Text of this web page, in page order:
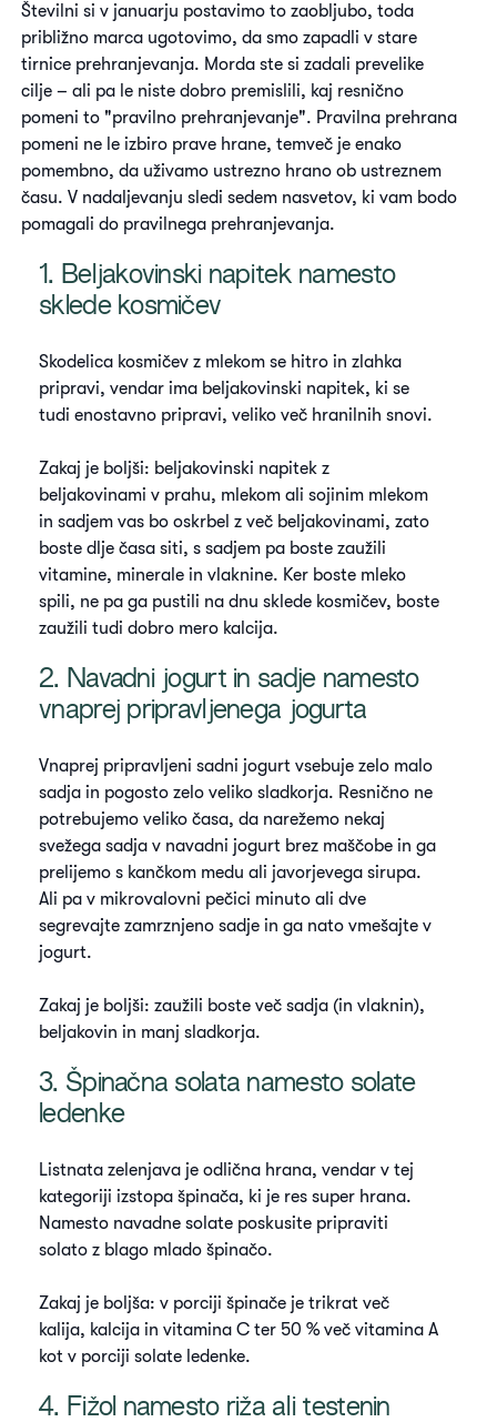
Številni si v januarju postavimo to zaobljubo, toda
približno marca ugotovimo, da smo zapadli v stare
tirnice prehranjevanja. Morda ste si zadali prevelike
cilje – ali pa le niste dobro premislili, kaj resnično
pomeni to "pravilno prehranjevanje". Pravilna prehrana
pomeni ne le izbiro prave hrane, temveč je enako
pomembno, da uživamo ustrezno hrano ob ustreznem
času. V nadaljevanju sledi sedem nasvetov, ki vam bodo
pomagali do pravilnega prehranjevanja.
1. Beljakovinski napitek namesto
sklede kosmičev
Skodelica kosmičev z mlekom se hitro in zlahka
pripravi, vendar ima beljakovinski napitek, ki se
tudi enostavno pripravi, veliko več hranilnih snovi.
Zakaj je boljši: beljakovinski napitek z
beljakovinami v prahu, mlekom ali sojinim mlekom
in sadjem vas bo oskrbel z več beljakovinami, zato
boste dlje časa siti, s sadjem pa boste zaužili
vitamine, minerale in vlaknine. Ker boste mleko
spili, ne pa ga pustili na dnu sklede kosmičev, boste
zaužili tudi dobro mero kalcija.
2. Navadni jogurt in sadje namesto
vnaprej pripravljenega jogurta
Vnaprej pripravljeni sadni jogurt vsebuje zelo malo
sadja in pogosto zelo veliko sladkorja. Resnično ne
potrebujemo veliko časa, da narežemo nekaj
svežega sadja v navadni jogurt brez maščobe in ga
prelijemo s kančkom medu ali javorjevega sirupa.
Ali pa v mikrovalovni pečici minuto ali dve
segrevajte zamrznjeno sadje in ga nato vmešajte v
jogurt.
Zakaj je boljši: zaužili boste več sadja (in vlaknin),
beljakovin in manj sladkorja.
3. Špinačna solata namesto solate
ledenke
Listnata zelenjava je odlična hrana, vendar v tej
kategoriji izstopa špinača, ki je res super hrana.
Namesto navadne solate poskusite pripraviti
solato z blago mlado špinačo.
Zakaj je boljša: v porciji špinače je trikrat več
kalija, kalcija in vitamina C ter 50 % več vitamina A
kot v porciji solate ledenke.
4. Fižol namesto riža ali testenin